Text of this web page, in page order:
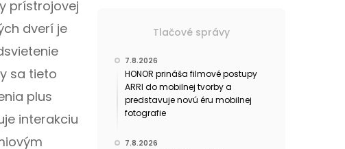
prístrojovej
dverí je
sa tieto
plus
interakciu
Tlačové správy
7.8.2026
HONOR prináša filmové postupy
ARRI do mobilnej tvorby a
predstavuje novú éru mobilnej
fotografie
7.8.2026